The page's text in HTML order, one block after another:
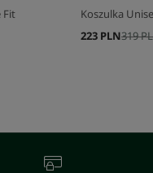
Fit
Koszulka
319
223 PLN